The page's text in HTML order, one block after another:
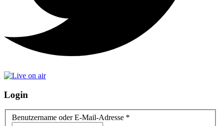
Login
Benutzername oder E-Mail-Adresse *